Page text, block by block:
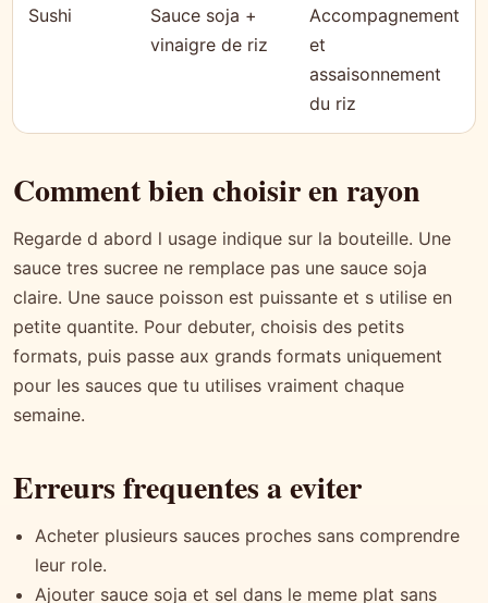
Sushi
Sauce soja +
vinaigre de riz
Accompagnement
et
assaisonnement
du riz
Comment bien choisir en rayon
Regarde d abord l usage indique sur la bouteille. Une
sauce tres sucree ne remplace pas une sauce soja
claire. Une sauce poisson est puissante et s utilise en
petite quantite. Pour debuter, choisis des petits
formats, puis passe aux grands formats uniquement
pour les sauces que tu utilises vraiment chaque
semaine.
Erreurs frequentes a eviter
Acheter plusieurs sauces proches sans comprendre
leur role.
Ajouter sauce soja et sel dans le meme plat sans